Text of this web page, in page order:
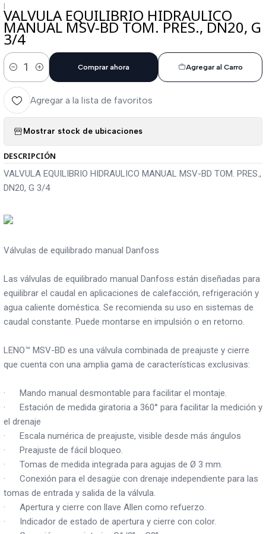
|VALVULA EQUILIBRIO HIDRAULICO
MANUAL MSV-BD TOM. PRES., DN20, G
3/4
Cantidad
Agregar al Carro
Comprar ahora
Agregar a la lista de favoritos
Mostrar stock de ubicaciones
DESCRIPCIÓN
VALVULA EQUILIBRIO HIDRAULICO MANUAL MSV-BD TOM. PRES.,
DN20, G 3/4
Válvulas de equilibrado manual Danfoss
Las válvulas de equilibrado manual Danfoss están diseñadas para
equilibrar el caudal en aplicaciones de calefacción, refrigeración y
agua caliente doméstica. Se recomienda su uso en sistemas de
caudal constante. Puede montarse en impulsión o en retorno.
LENO™ MSV-BD es una válvula combinada de preajuste y cierre
que cuenta con una amplia gama de características exclusivas:
· Mando manual desmontable para facilitar el montaje.
· Estación de medida giratoria a 360° para facilitar la medición y
el drenaje
· Escala numérica de preajuste, visible desde más ángulos
· Preajuste de fácil bloqueo.
· Tomas de medida integrada para agujas de Ø 3 mm.
· Conexión para el desagüe con drenaje independiente para las
tomas de entrada y salida de la válvula.
· Apertura y cierre con llave Allen como refuerzo.
· Indicador de estado de apertura y cierre con color.